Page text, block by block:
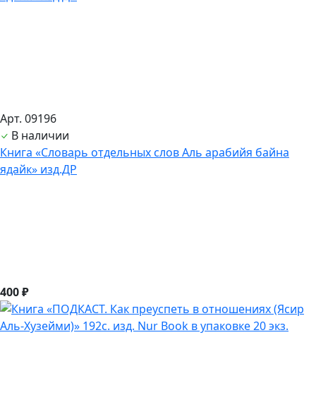
Арт. 09196
В наличии
Книга «Словарь отдельных слов Аль арабийя байна
ядайк» изд.ДР
400 ₽